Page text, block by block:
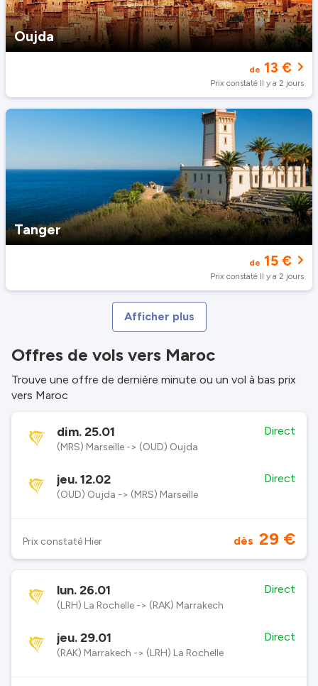
Oujda
de 13 €
Prix constaté Il y a 2 jours
Tanger
de 15 €
Prix constaté Il y a 2 jours
Afficher plus
Offres de vols vers Maroc
Trouve une offre de dernière minute ou un vol à bas prix
vers Maroc
dim. 25.01
(MRS) Marseille -> (OUD) Oujda
Direct
jeu. 12.02
(OUD) Oujda -> (MRS) Marseille
Direct
Prix constaté Hier dès 29 €
lun. 26.01
(LRH) La Rochelle -> (RAK) Marrakech
Direct
jeu. 29.01
(RAK) Marrakech -> (LRH) La Rochelle
Direct